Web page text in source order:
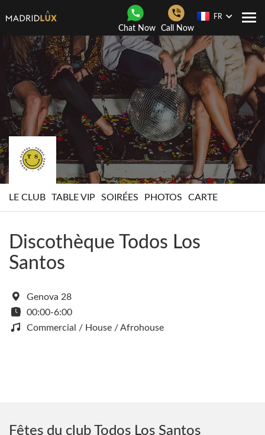
Chat Now Call Now
FR
LE CLUB TABLE VIP SOIRÉES PHOTOS CARTE
Discothèque Todos Los
Santos
Genova 28
00:00-6:00
Commercial / House / Afrohouse
Fêtes du club Todos Los Santos